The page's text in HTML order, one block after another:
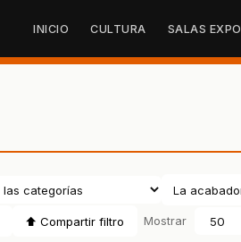
INICIO CULTURA SALAS EXPO
⬆ Compartir filtro Mostrar